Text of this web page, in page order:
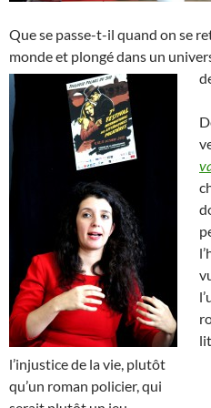
Que se passe-t-il quand on se
monde et plongé dans un
l’injustice de la vie, plutôt
qu’un roman policier, qui